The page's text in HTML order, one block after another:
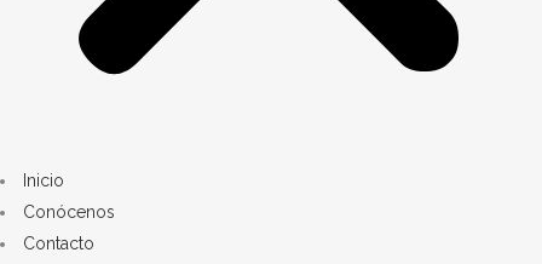
Inicio
Conócenos
Contacto